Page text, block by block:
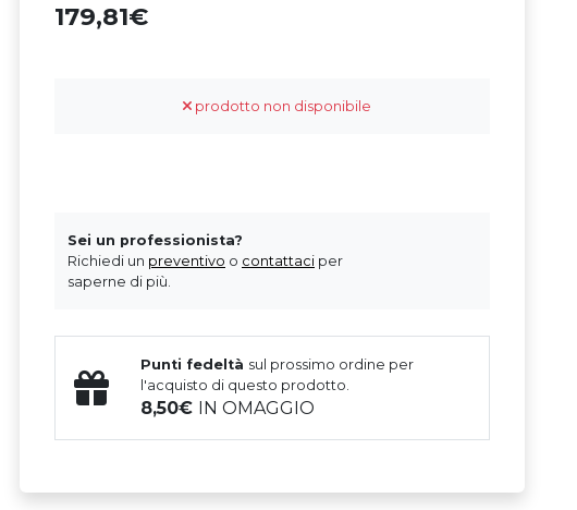
179,81
prodotto non disponibile
Sei un professionista?
Richiedi un preventivo o contattaci per
saperne di più.
Punti fedeltà sul prossimo ordine per
l'acquisto di questo prodotto.
8,50 IN OMAGGIO